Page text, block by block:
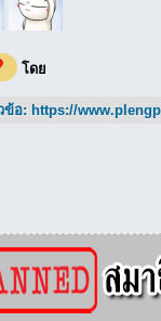
โดย
ข้อ: https://